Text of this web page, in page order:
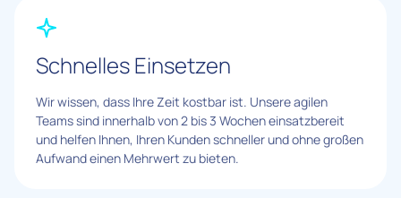
Schnelles Einsetzen
Wir wissen, dass Ihre Zeit kostbar ist. Unsere agilen
Teams sind innerhalb von 2 bis 3 Wochen einsatzbereit
und helfen Ihnen, Ihren Kunden schneller und ohne großen
Aufwand einen Mehrwert zu bieten.